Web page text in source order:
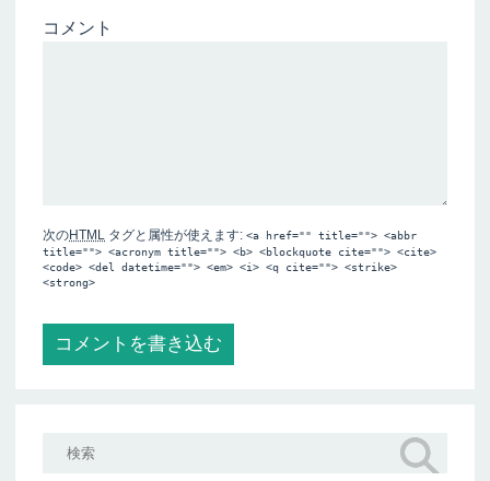
コメント
次のHTML タグと属性が使えます:<a href="" title=""> <abbr
title=""> <acronym title=""> <b> <blockquote cite=""> <cite>
<code> <del datetime=""> <em> <i> <q cite=""> <strike>
<strong>